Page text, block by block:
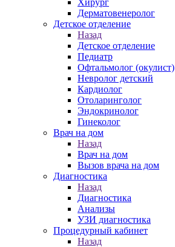
Хирург
Дерматовенеролог
Детское отделение
Назад
Детское отделение
Педиатр
Офтальмолог (окулист)
Невролог детский
Кардиолог
Отоларинголог
Эндокринолог
Гинеколог
Врач на дом
Назад
Врач на дом
Вызов врача на дом
Диагностика
Назад
Диагностика
Анализы
УЗИ диагностика
Процедурный кабинет
Назад